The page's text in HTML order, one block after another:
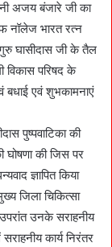
अजय बंजारे जी का
नॉलेज भारत रत्न
गुरु घासीदास जी के तैल
विकास परिषद के
बधाई एवं शुभकामनाएं
पुष्पवाटिका की
घोषणा की जिस पर
ज्ञापित किया
जिला चिकित्सा
उपरांत उनके सराहनीय
कार्य निरंतर